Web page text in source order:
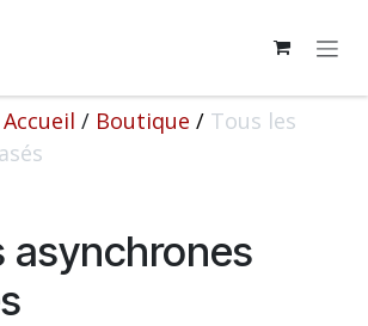
Accueil / Boutique / Tous les
asynchrones